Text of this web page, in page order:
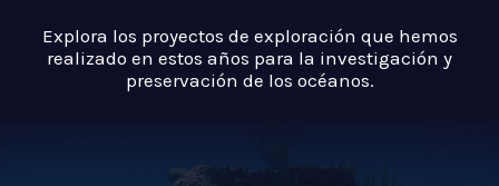
Explora los proyectos de exploración que hemos
realizado en estos años para la investigación y
preservación de los océanos.